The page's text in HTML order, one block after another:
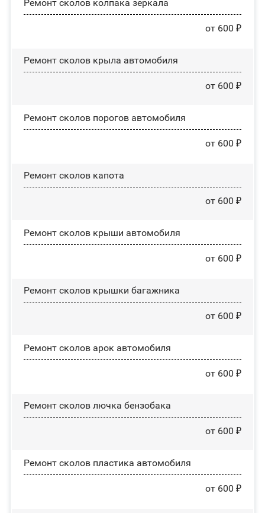
Ремонт сколов колпака зеркала
от 600 ₽
Ремонт сколов крыла автомобиля
от 600 ₽
Ремонт сколов порогов автомобиля
от 600 ₽
Ремонт сколов капота
от 600 ₽
Ремонт сколов крыши автомобиля
от 600 ₽
Ремонт сколов крышки багажника
от 600 ₽
Ремонт сколов арок автомобиля
от 600 ₽
Ремонт сколов лючка бензобака
от 600 ₽
Ремонт сколов пластика автомобиля
от 600 ₽